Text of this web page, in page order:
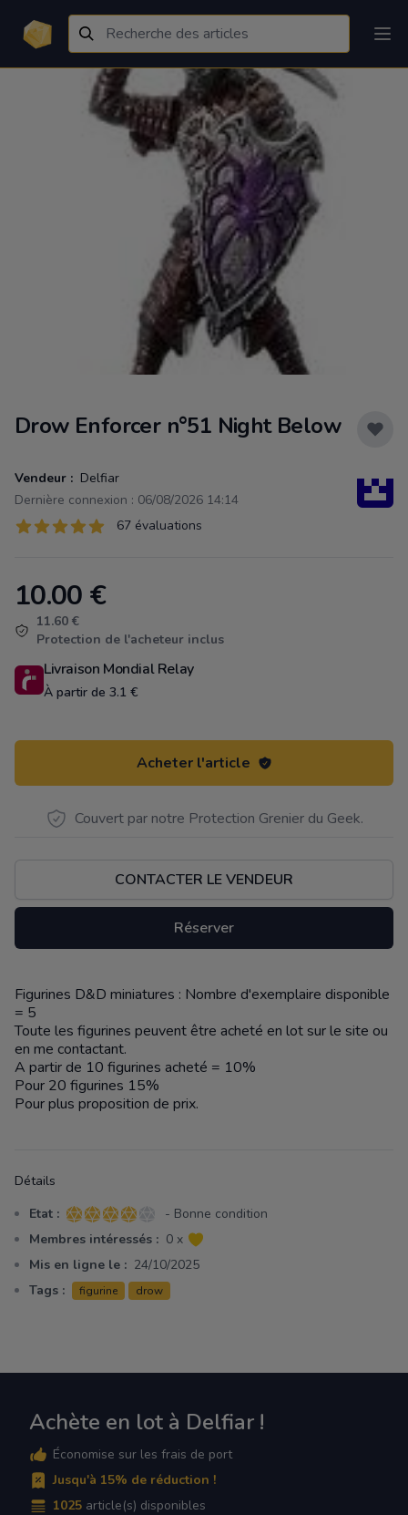
Drow Enforcer n°51 Night Below
Vendeur : Delfiar
Dernière connexion : 06/08/2026 14:14
Évaluations
67 sur 5 étoiles 67 évaluations
Product information
10.00 €
11.60 €
Protection de l'acheteur inclus
Livraison Mondial Relay
À partir de 3.1 €
Acheter l'article
Couvert par notre Protection Grenier du Geek.
CONTACTER LE VENDEUR
Réserver
Description
Figurines D&D miniatures : Nombre d'exemplaire disponible
= 5
Toute les figurines peuvent être acheté en lot sur le site ou
en me contactant.
A partir de 10 figurines acheté = 10%
Pour 20 figurines 15%
Pour plus proposition de prix.
Détails
Etat : 4 sur 5 étoiles
- Bonne condition
Membres intéressés : 0 x
Mis en ligne le : 24/10/2025
Tags :
figurine drow
Achète en lot à Delfiar !
Économise sur les frais de port
Jusqu'à 15% de réduction !
1025 article(s) disponibles